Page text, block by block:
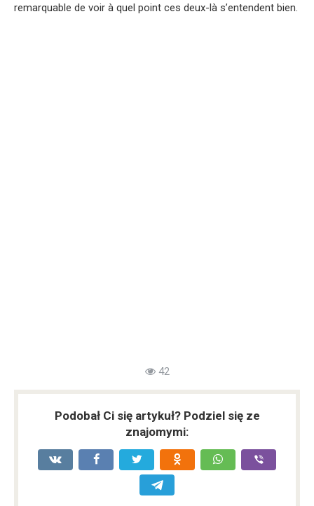
remarquable de voir à quel point ces deux-là s’entendent bien.
42
Podobał Ci się artykuł? Podziel się ze
znajomymi: